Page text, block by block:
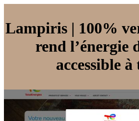
Lampiris | 100%
rend l’énergie
accessible à